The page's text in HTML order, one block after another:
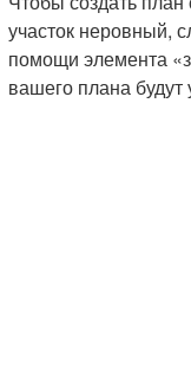
участок неровный,
помощи элемента
вашего плана